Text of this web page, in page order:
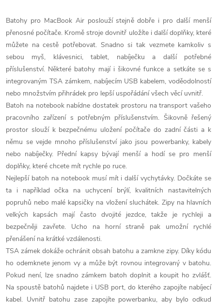
d
a
c
í
p
r
v
k
y
v
ý
p
i
s
u
á
n
k
o
v
á
n
í
Batohy pro MacBook Air poslouží stejně dobře i pro další menší
přenosné počítače. Kromě stroje dovnitř uložíte i další doplňky, které
můžete na cestě potřebovat. Snadno si tak vezmete kamkoliv s
sebou myš, klávesnici, tablet, nabíječku a další potřebné
příslušenství. Některé batohy mají i šikovné funkce a setkáte se s
integrovaným TSA zámkem, nabíjecím USB kabelem, voděodolností
nebo množstvím přihrádek pro lepší uspořádání všech věcí uvnitř.
Batoh na notebook nabídne dostatek prostoru na transport vašeho
pracovního zařízení s potřebným příslušenstvím. Šikovně řešený
prostor slouží k bezpečnému uložení počítače do zadní části a k
němu se vejde mnoho příslušenství jako jsou powerbanky, kabely
nebo nabíječky. Přední kapsy bývají menší a hodí se pro menší
doplňky, které chcete mít rychle po ruce.
Nejlepší batoh na notebook musí mít i další vychytávky. Dočkáte se
ta i například očka na uchycení brýlí, kvalitních nastavitelných
popruhů nebo malé kapsičky na vložení sluchátek. Zipy na hlavních
velkých kapsách mají často dvojité jezdce, takže je rychleji a
bezpečněji zavřete. Ucho na horní straně pak umožní rychlé
přenášení na krátké vzdálenosti.
TSA zámek dokáže ochránit obsah batohu a zamkne zipy. Díky kódu
ho odemknete jenom vy a může být rovnou integrovaný v batohu.
Pokud není, lze snadno zámkem batoh doplnit a koupit ho zvlášť.
Na spoustě batohů najdete i USB port, do kterého zapojíte nabíjecí
kabel. Uvnitř batohu zase zapojíte powerbanku, aby bylo odkud